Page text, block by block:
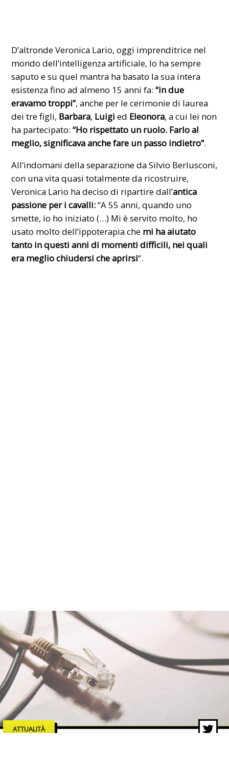
D’altronde Veronica Lario, oggi imprenditrice nel
mondo dell’intelligenza artificiale, lo ha sempre
saputo e su quel mantra ha basato la sua intera
esistenza fino ad almeno 15 anni fa:“in due
eravamo troppi”, anche per le cerimonie di laurea
dei tre figli, Barbara, Luigi ed Eleonora, a cui lei non
ha partecipato:“Ho rispettato un ruolo. Farlo al
meglio, significava anche fare un passo indietro”.
All’indomani della separazione da Silvio Berlusconi,
con una vita quasi totalmente da ricostruire,
Veronica Lario ha deciso di ripartire dall’antica
passione per i cavalli:“A 55 anni, quando uno
smette, io ho iniziato (…) Mi è servito molto, ho
usato molto dell’ippoterapia che mi ha aiutato
tanto in questi anni di momenti difficili, nei quali
era meglio chiudersi che aprirsi“.
ATTUALITÀ